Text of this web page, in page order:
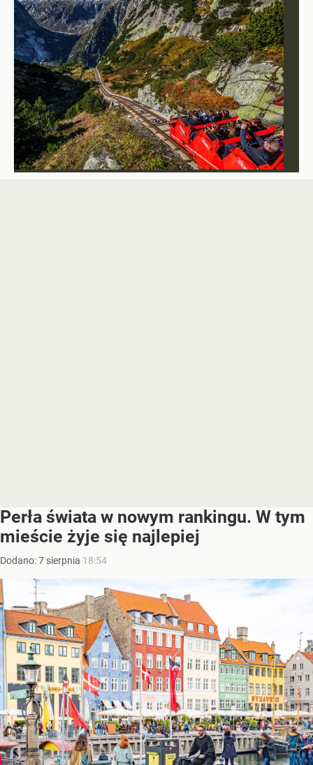
Perła świata w nowym rankingu. W tym
mieście żyje się najlepiej
Dodano:7 sierpnia 18:54